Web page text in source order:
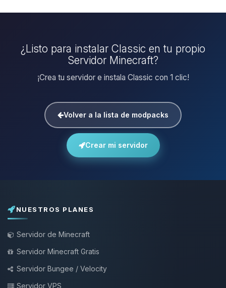
¿Listo para instalar Classic en tu propio
Servidor Minecraft?
¡Crea tu servidor e instala Classic con 1 clic!
Volver a la lista de modpacks
Crear mi servidor
NUESTROS PLANES
Servidor de Minecraft
Servidor Minecraft Gratis
Servidor Bungee / Velocity
Servidor VPS